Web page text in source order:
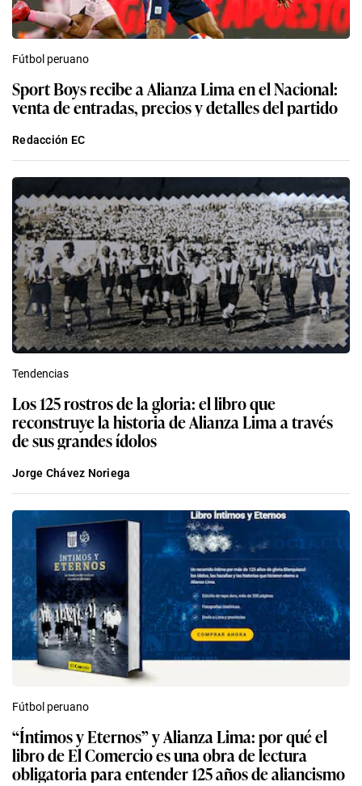
Fútbol peruano
Sport Boys recibe a Alianza Lima en el Nacional:
venta de entradas, precios y detalles del partido
Redacción EC
Tendencias
Los 125 rostros de la gloria: el libro que
reconstruye la historia de Alianza Lima a través
de sus grandes ídolos
Jorge Chávez Noriega
Fútbol peruano
“Íntimos y Eternos” y Alianza Lima: por qué el
libro de El Comercio es una obra de lectura
obligatoria para entender 125 años de aliancismo